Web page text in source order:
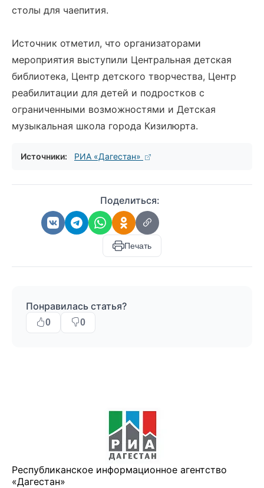
столы для чаепития.
Источник отметил, что организаторами
мероприятия выступили Центральная детская
библиотека, Центр детского творчества, Центр
реабилитации для детей и подростков с
ограниченными возможностями и Детская
музыкальная школа города Кизилюрта.
Источники: РИА «Дагестан»
Поделиться:
Печать
Понравилась статья?
0 0
Республиканское информационное агентство
«Дагестан»